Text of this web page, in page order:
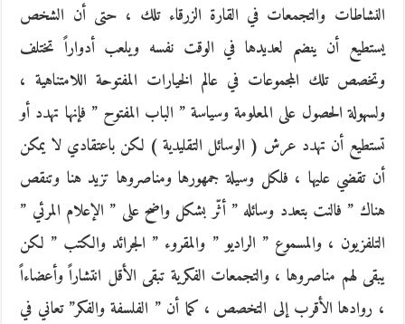
النشاطات والتجمعات في القارة الزرقاء تلك ، حتى أن الشخص
يستطيع أن ينضم لعديدها في الوقت نفسه ويلعب أدواراً تختلف
وتخصص تلك المجموعات في عالم الخيارات المفتوحة اللامتناهية ،
ولسهولة الحصول على المعلومة وسياسة ” الباب المفتوح ” فإنها تهدد أو
تستطيع أن تهدد عرش ( الوسائل التقليدية ) لكن باعتقادي لا يمكن
أن تقضي عليها ، فلكل وسيلة جمهورها ومناصروها تزيد هنا وتنقص
هناك ” فالنت بتعدد وسائله ” أثّر بشكل واضح على ” الإعلام المرئي ”
التلفزيون ، والمسموع ” الراديو ” والمقروء ” الجرائد والكتب ” لكن
يبقى لهم مناصروها ، والتجمعات الفكرية تبقى الأقل انتشاراً وأعضاءاً
، روادها الأقرب إلى التخصص ، كما أن ” الفلسفة والفكر” تعاني في